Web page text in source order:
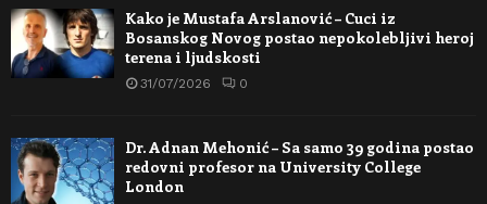
Kako je Mustafa Arslanović – Cuci iz
Bosanskog Novog postao nepokolebljivi heroj
terena i ljudskosti
31/07/2026 0
Dr. Adnan Mehonić – Sa samo 39 godina postao
redovni profesor na University College
London